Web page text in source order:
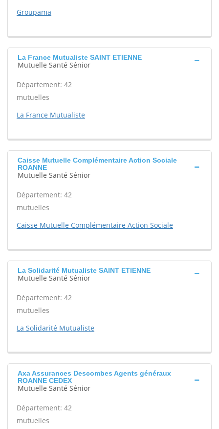
Groupama
La France Mutualiste SAINT ETIENNE
Mutuelle Santé Sénior
Département: 42
mutuelles
La France Mutualiste
Caisse Mutuelle Complémentaire Action Sociale
ROANNE
Mutuelle Santé Sénior
Département: 42
mutuelles
Caisse Mutuelle Complémentaire Action Sociale
La Solidarité Mutualiste SAINT ETIENNE
Mutuelle Santé Sénior
Département: 42
mutuelles
La Solidarité Mutualiste
Axa Assurances Descombes Agents généraux
ROANNE CEDEX
Mutuelle Santé Sénior
Département: 42
mutuelles